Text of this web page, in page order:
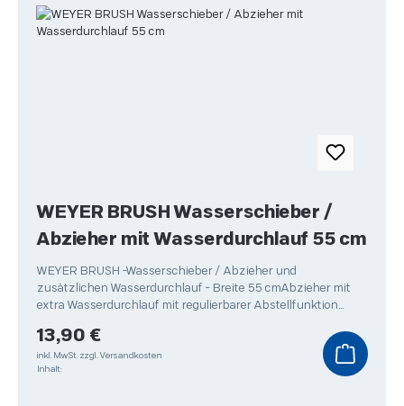
WEYER BRUSH Wasserschieber /
Abzieher mit Wasserdurchlauf 55 cm
WEYER BRUSH -Wasserschieber / Abzieher und
zusätzlichen Wasserdurchlauf - Breite 55 cmAbzieher mit
extra Wasserdurchlauf mit regulierbarer Abstellfunktion
Regulärer Preis:
13,90 €
inkl. MwSt. zzgl. Versandkosten
Inhalt: